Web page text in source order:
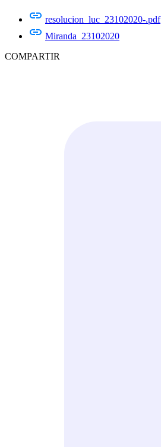
resolucion_luc_23102020-.pdf
Miranda_23102020
COMPARTIR